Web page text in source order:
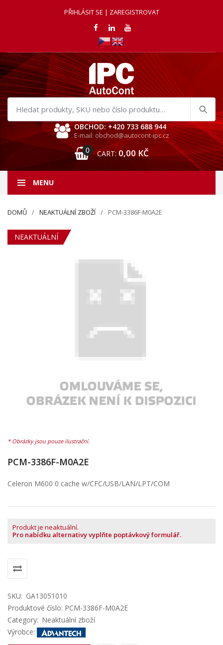
PŘIHLÁSIT SE | ZAREGISTROVAT
Hledat
produkty
OBCHOD: +420 733 688 944
E-mail: obchod@autocont-ipc.cz
0 CART: 0,00 KČ
MENU
DOMŮ NEAKTUÁLNÍ ZBOŽÍ PCM-3386F-M0A2E
NEAKTUÁLNÍ
PCM-3386F-M0A2E
Celeron M600 0 cache w/CFC/USB/LAN/LPT/COM
Produkt je neaktuální.
Pro nabídku alternativy vyplňte poptávkový formulář.
SKU: GA13051010
Produktové číslo: PCM-3386F-M0A2E
Category: Neaktuální zboží
Výrobce: